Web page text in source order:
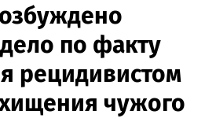
по факту
рецидивистом
чужого